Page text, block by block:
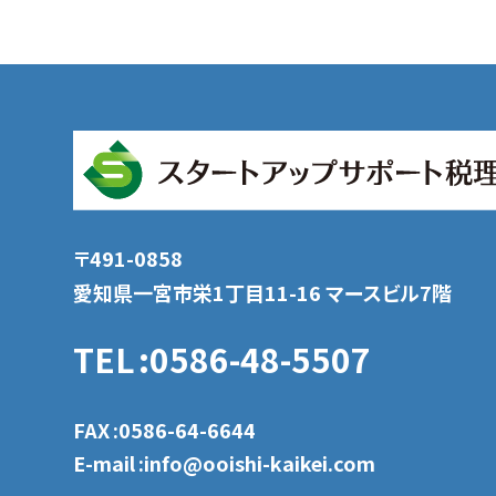
〒491-0858
愛知県一宮市栄1丁目11-16 マースビル7階
TEL:0586-48-5507
FAX:0586-64-6644
E-mail:info@ooishi-kaikei.com